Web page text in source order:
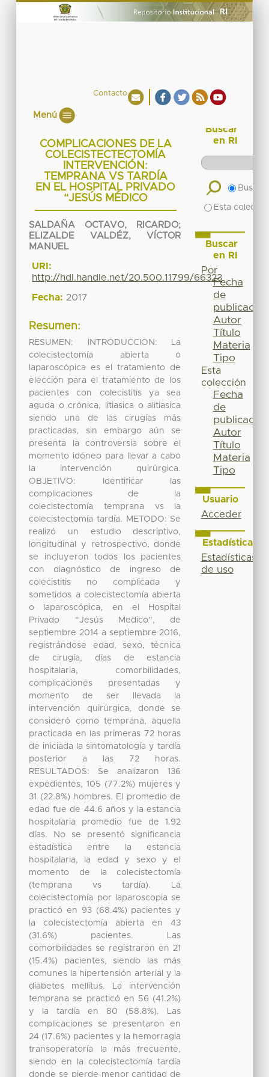
Contacto
Menú
COMPLICACIONES DE LA
COLECISTECTECTOMÍA
INTERVENCIÓN:
TEMPRANA VS TARDÍA
EN EL HOSPITAL PRIVADO
“JESÚS MÉDICO
SALDAÑA OCTAVO, RICARDO;
ELIZALDE VALDÉZ, VÍCTOR
MANUEL
URI:
http://hdl.handle.net/20.500.11799/66323
Fecha: 2017
Resumen:
RESUMEN: INTRODUCCION: La
colecistectomía abierta o
laparoscópica es el tratamiento de
elección para el tratamiento de los
pacientes con colecistitis ya sea
aguda o crónica, litiasica o alitiasica
siendo una de las cirugías más
practicadas, sin embargo aún se
presenta la controversia sobre el
momento idóneo para llevar a cabo
la intervención quirúrgica.
OBJETIVO: Identificar las
complicaciones de la
colecistectomía temprana vs la
colecistectomía tardía. METODO: Se
realizó un estudio descriptivo,
longitudinal y retrospectivo, donde
se incluyeron todos los pacientes
con diagnóstico de ingreso de
colecistitis no complicada y
sometidos a colecistectomía abierta
o laparoscópica, en el Hospital
Privado “Jesús Medico”, de
septiembre 2014 a septiembre 2016,
registrándose edad, sexo, técnica
de cirugía, días de estancia
hospitalaria, comorbilidades,
complicaciones presentadas y
momento de ser llevada la
intervención quirúrgica, donde se
consideró como temprana, aquella
practicada en las primeras 72 horas
de iniciada la sintomatología y tardía
posterior a las 72 horas.
RESULTADOS: Se analizaron 136
expedientes, 105 (77.2%) mujeres y
31 (22.8%) hombres. El promedio de
edad fue de 44.6 años y la estancia
hospitalaria promedio fue de 1.92
días. No se presentó significancia
estadística entre la estancia
hospitalaria, la edad y sexo y el
momento de la colecistectomía
(temprana vs tardía). La
colecistectomía por laparoscopia se
practicó en 93 (68.4%) pacientes y
la colecistectomía abierta en 43
(31.6%) pacientes. Las
comorbilidades se registraron en 21
(15.4%) pacientes, siendo las más
comunes la hipertensión arterial y la
diabetes mellitus. La intervención
temprana se practicó en 56 (41.2%)
y la tardía en 80 (58.8%). Las
complicaciones se presentaron en
24 (17.6%) pacientes y la hemorragia
transoperatoría la más frecuente,
siendo en la colecistectomía tardía
donde se pierde menor cantidad de
Buscar
en RI
Buscar
Esta
Buscar
en RI
Por
Fecha
de
publicación
Autor
Título
Materia
Tipo
Esta
colección
Fecha
de
publicación
Autor
Título
Materia
Tipo
Usuario
Acceder
Estadísticas
Estadísticas
de uso